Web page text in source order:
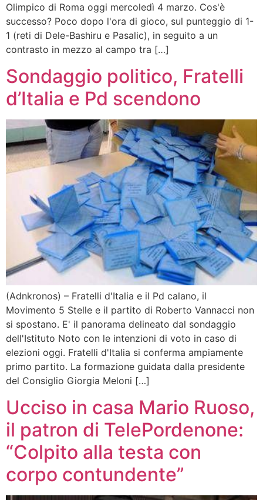
Olimpico di Roma oggi mercoledì 4 marzo. Cos'è
successo? Poco dopo l'ora di gioco, sul punteggio di 1-
1 (reti di Dele-Bashiru e Pasalic), in seguito a un
contrasto in mezzo al campo tra […]
Sondaggio politico, Fratelli
d’Italia e Pd scendono
(Adnkronos) – Fratelli d'Italia e il Pd calano, il
Movimento 5 Stelle e il partito di Roberto Vannacci non
si spostano. E' il panorama delineato dal sondaggio
dell'Istituto Noto con le intenzioni di voto in caso di
elezioni oggi. Fratelli d'Italia si conferma ampiamente
primo partito. La formazione guidata dalla presidente
del Consiglio Giorgia Meloni […]
Ucciso in casa Mario Ruoso,
il patron di TelePordenone:
“Colpito alla testa con
corpo contundente”